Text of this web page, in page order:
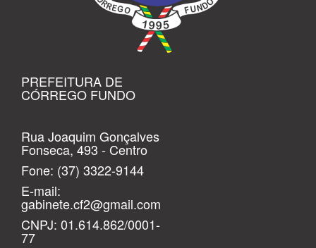
PREFEITURA DE
CÓRREGO FUNDO
Rua Joaquim Gonçalves
Fonseca, 493 - Centro
Fone: (37) 3322-9144
E-mail:
gabinete.cf2@gmail.com
CNPJ: 01.614.862/0001-
77